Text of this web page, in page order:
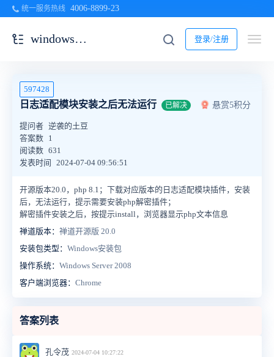
统一服务热线 4006-8899-23
登录/注册
windows一键安装包
597428
日志适配模块安装之后无法运行 已解决 悬赏5积分
提问者 逆袭的土豆
答案数 1
阅读数 631
发表时间
2024-07-04 09:56:51
开源版本20.0，php 8.1；下载对应版本的日志适配模块插件，安装
后，无法运行，提示需要安装php解密插件；
解密插件安装之后，按提示install，浏览器显示php文本信息
禅道版本： 禅道开源版 20.0
安装包类型： Windows安装包
操作系统： Windows Server 2008
客户端浏览器： Chrome
答案列表
孔令茂 2024-07-04 10:27:22